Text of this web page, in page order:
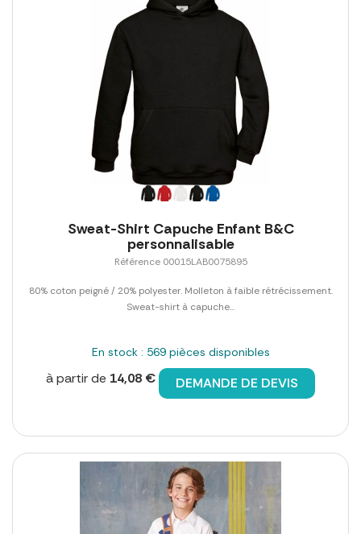
Sweat-Shirt Capuche Enfant B&C
personnalisable
Référence 00015LAB0075895
80% coton peigné / 20% polyester. Molleton à faible rétrécissement.
Sweat-shirt à capuche...
En stock : 569 pièces disponibles
à partir de 14,08 € DEMANDE DE DEVIS